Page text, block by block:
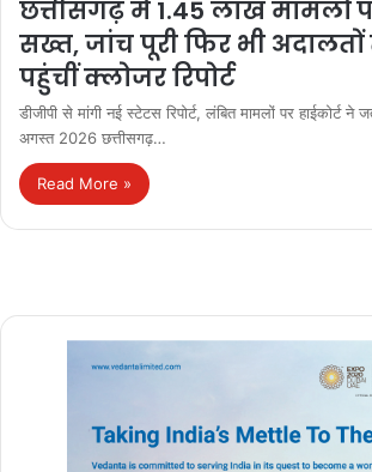
छत्तीसगढ़ में 1.45 लाख मामलों
सख्त, जांच पूरी फिर भी
पहुंचीं क्लोजर रिपोर्ट
डीजीपी से मांगी नई स्टेटस रिपोर्ट, लंबित मामलों पर हाईकोर्ट ने
अगस्त 2026 छत्तीसगढ़…
Read More »